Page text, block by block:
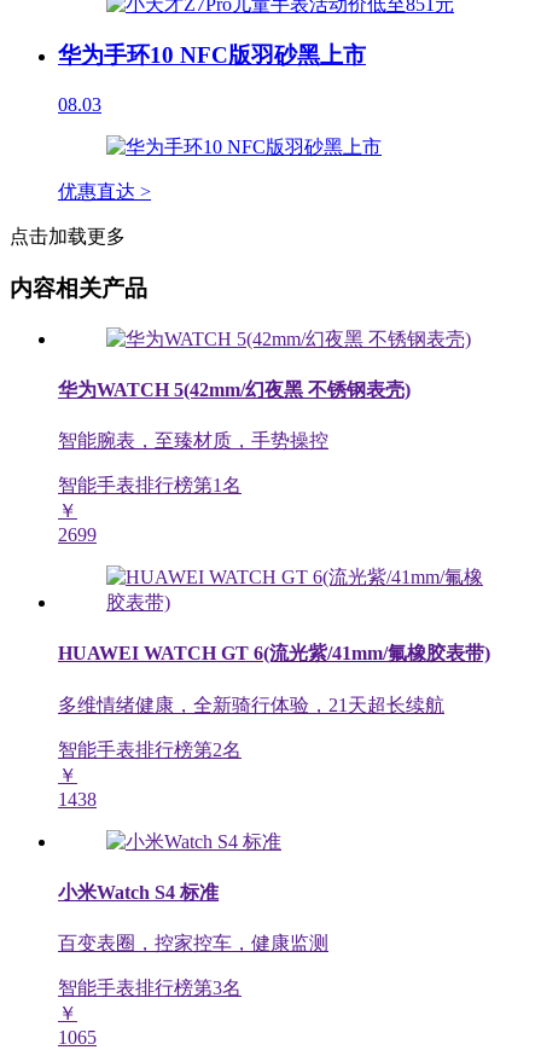
华为手环10 NFC版羽砂黑上市
08.03
优惠直达 >
点击加载更多
内容相关产品
华为WATCH 5(42mm/幻夜黑 不锈钢表壳)
智能腕表，至臻材质，手势操控
智能手表排行榜第1名
￥
2699
HUAWEI WATCH GT 6(流光紫/41mm/氟橡胶表带)
多维情绪健康，全新骑行体验，21天超长续航
智能手表排行榜第2名
￥
1438
小米Watch S4 标准
百变表圈，控家控车，健康监测
智能手表排行榜第3名
￥
1065